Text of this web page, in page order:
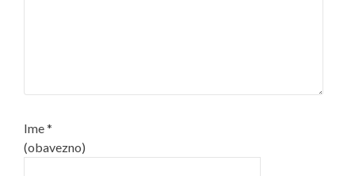
Ime*
(obavezno)